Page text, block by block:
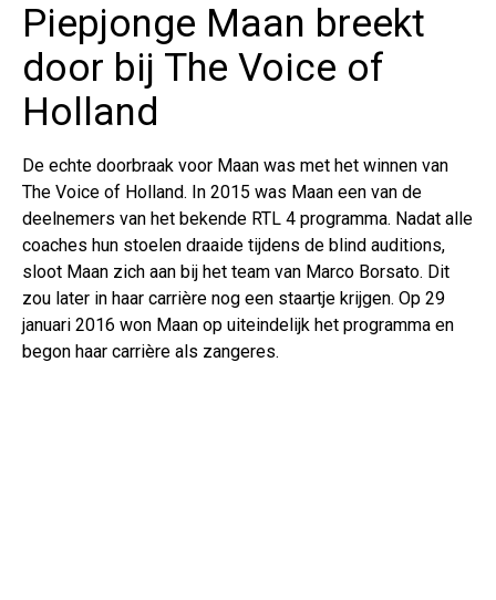
Piepjonge Maan breekt
door bij The Voice of
Holland
De echte doorbraak voor Maan was met het winnen van
The Voice of Holland. In 2015 was Maan een van de
deelnemers van het bekende RTL 4 programma. Nadat alle
coaches hun stoelen draaide tijdens de blind auditions,
sloot Maan zich aan bij het team van Marco Borsato. Dit
zou later in haar carrière nog een staartje krijgen. Op 29
januari 2016 won Maan op uiteindelijk het programma en
begon haar carrière als zangeres.